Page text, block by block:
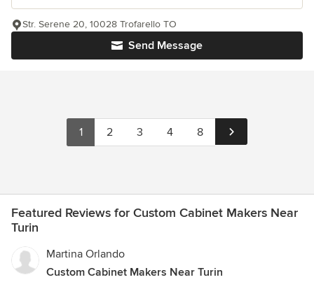
Send Message
Str. Serene 20, 10028 Trofarello TO
1 2 3 4 8
Featured Reviews for Custom Cabinet Makers Near
Turin
Martina Orlando
Custom Cabinet Makers Near Turin